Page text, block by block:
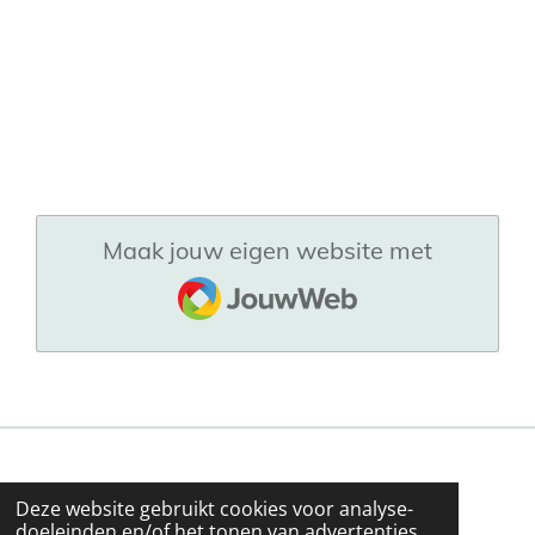
Deze website gebruikt cookies voor analyse-
Maak jouw eigen website met
JouwWeb